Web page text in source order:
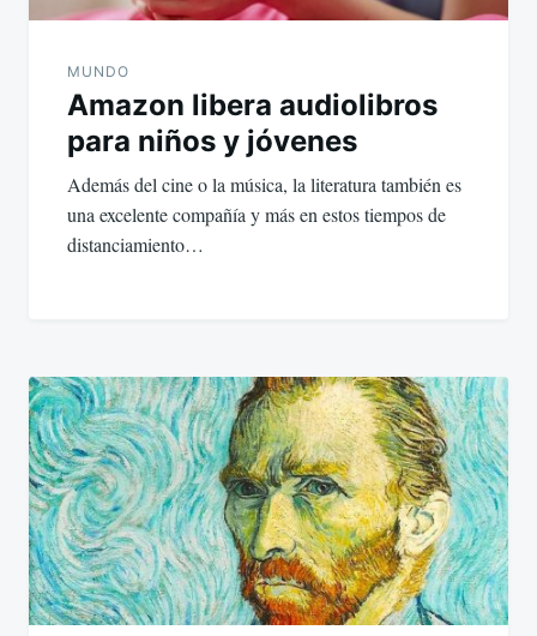
MUNDO
Amazon libera audiolibros
para niños y jóvenes
Además del cine o la música, la literatura también es
una excelente compañía y más en estos tiempos de
distanciamiento…